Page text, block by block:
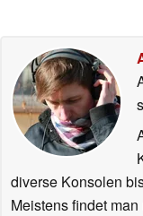
diverse Konsolen
Meistens findet